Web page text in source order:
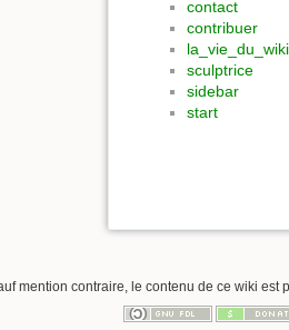
contact
contribuer
la_vie_du_wiki
sculptrice
sidebar
start
mention contraire, le contenu de ce wiki est